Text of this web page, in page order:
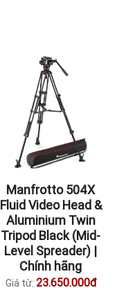
Manfrotto 504X
Fluid Video Head &
Aluminium Twin
Tripod Black (Mid-
Level Spreader) |
Chính hãng
Giá từ: 23.650.000đ